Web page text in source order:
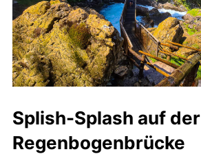
Splish-Splash auf der
Regenbogenbrücke